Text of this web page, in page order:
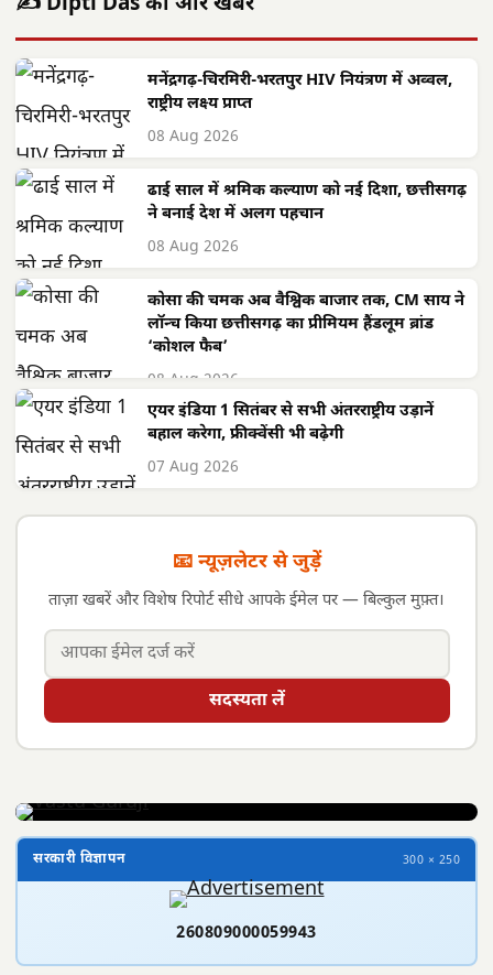
मनेंद्रगढ़-चिरमिरी-भरतपुर HIV नियंत्रण में अव्वल,
राष्ट्रीय लक्ष्य प्राप्त
08 Aug 2026
ढाई साल में श्रमिक कल्याण को नई दिशा, छत्तीसगढ़
ने बनाई देश में अलग पहचान
08 Aug 2026
कोसा की चमक अब वैश्विक बाजार तक, CM साय ने
लॉन्च किया छत्तीसगढ़ का प्रीमियम हैंडलूम ब्रांड
‘कोशल फैब’
08 Aug 2026
एयर इंडिया 1 सितंबर से सभी अंतरराष्ट्रीय उड़ानें
बहाल करेगा, फ्रीक्वेंसी भी बढ़ेगी
07 Aug 2026
📧 न्यूज़लेटर से जुड़ें
ताज़ा खबरें और विशेष रिपोर्ट सीधे आपके ईमेल पर — बिल्कुल मुफ़्त।
सदस्यता लें
सरकारी विज्ञापन 300 × 250
260809000059943